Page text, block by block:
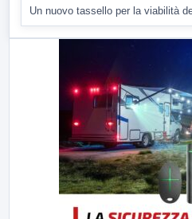
Un nuovo tassello per la viabilità